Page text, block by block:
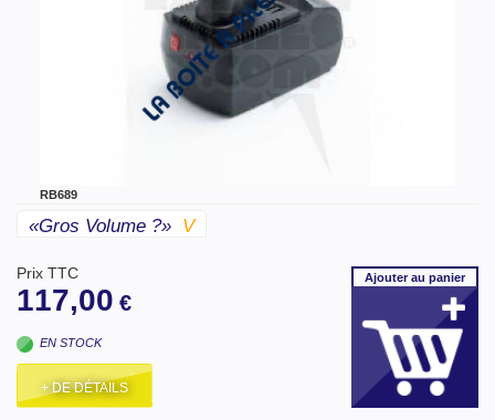
RB689
«gros Volume ?» V
Prix TTC
117,00 €
EN STOCK
+ DE DÉTAILS
Ajouterau panier